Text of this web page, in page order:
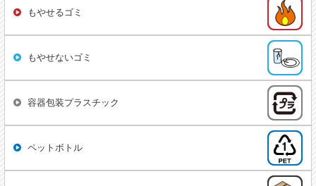
もやせるゴミ
もやせないゴミ
容器包装プラスチック
ペットボトル